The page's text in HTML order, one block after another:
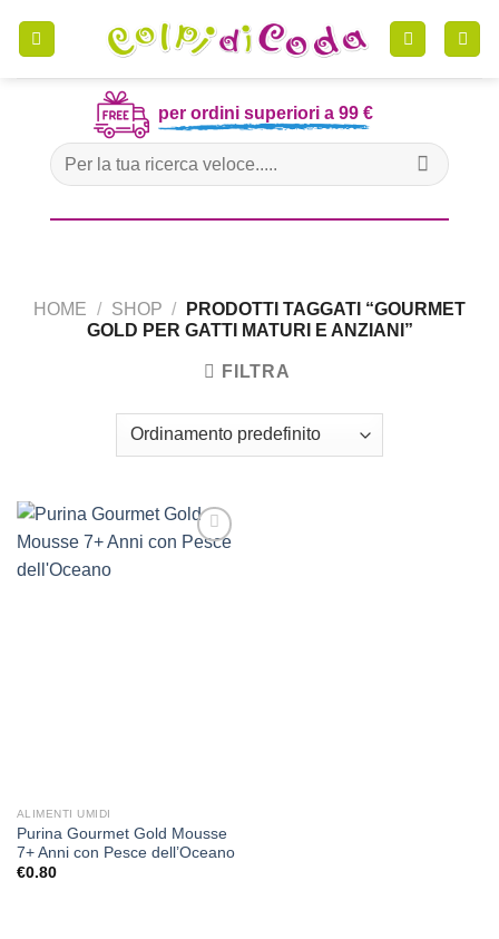
per ordini superiori a 99 €
Cerca:
HOME / SHOP /
PRODOTTI TAGGATI “GOURMET
GOLD PER GATTI MATURI E ANZIANI”
FILTRA
ALIMENTI UMIDI
Purina Gourmet Gold Mousse
7+ Anni con Pesce dell’Oceano
€0.80